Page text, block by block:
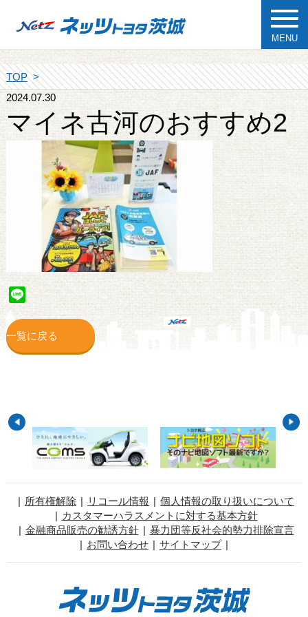
MENU
TOP
2024.07.30
マイネ古河のおすすめ2
Line
一覧に戻る
所有権解除 リコール情報
個人情報の取り扱いについて
カスタマーハラスメントに対する基本方針
金融商品販売の勧誘方針
暴力団等反社会的勢力排除宣言
お問い合わせ
サイトマップ